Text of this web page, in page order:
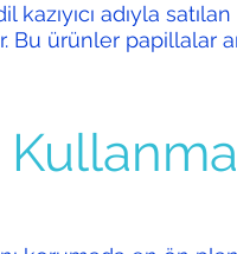
kazıyıcı adıyla
Bu ürünler papillalar